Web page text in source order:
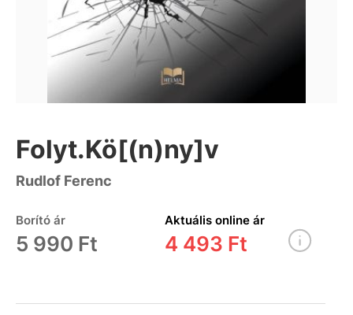
Folyt.Kö[(n)ny]v
Rudlof Ferenc
Borító ár
5 990 Ft
Aktuális online ár
4 493 Ft